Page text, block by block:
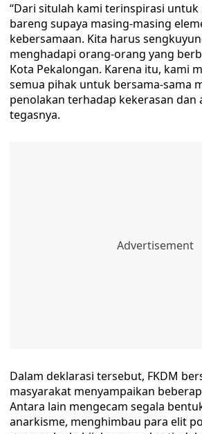
“Dari situlah kami terinspirasi
bareng supaya masing-masing
kebersamaan. Kita harus
menghadapi orang-orang yang
Kota Pekalongan. Karena itu, kami
semua pihak untuk bersama-sama
penolakan terhadap kekerasan dan
tegasnya.
Dalam deklarasi tersebut, FKDM
masyarakat menyampaikan
Antara lain mengecam segala
anarkisme, menghimbau para elit